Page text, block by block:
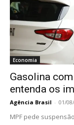
Economia
Gasolina
entenda os
Agência Brasil - 01/
MPF pede